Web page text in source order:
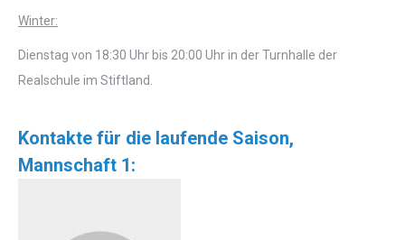
Winter:
Dienstag von 18:30 Uhr bis 20:00 Uhr in der Turnhalle der
Realschule im Stiftland.
Kontakte für die laufende Saison,
Mannschaft 1: